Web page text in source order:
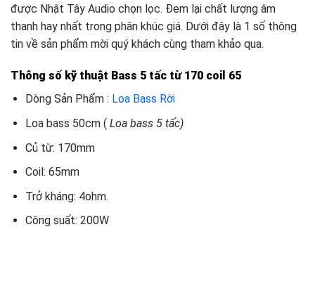
được Nhật Tây Audio chọn lọc. Đem lại chất lượng âm
thanh hay nhất trong phân khúc giá. Dưới đây là 1 số thông
tin về sản phẩm mời quý khách cùng tham khảo qua.
Thông số kỹ thuật Bass 5 tấc từ 170 coil 65
Dòng Sản Phẩm : Loa Bass Rời
Loa bass 50cm ( Loa bass 5 tấc)
Củ từ: 170mm
Coil: 65mm
Trở kháng: 4ohm.
Công suất: 200W